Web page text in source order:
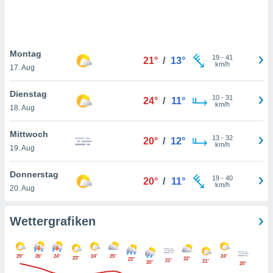
können
von
und
klicken.
und
Montag
17. Aug
21° / 13° 19- 41
km/h
Dienstag
18. Aug
24° / 11° 10- 31
km/h
Mittwoch
19. Aug
20° / 12° 13- 32
km/h
Donnerstag
20. Aug
20° / 11° 19- 40
km/h
Wettergrafiken
29° 26° 24° 23° 24° 25°
22°
20° 21° 22° 21°
24°
20°